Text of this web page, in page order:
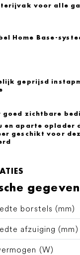
voor alle
Home Base-
geprijsd
goed zichtbare
en aparte oplader
geschikt voor
borstels (mm)
afzuiging (mm)
(W)